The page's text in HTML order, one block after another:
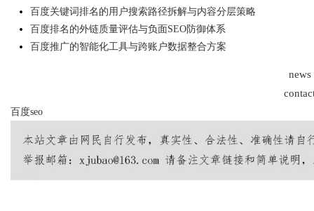
百度关键词排名的用户搜索路径拆解与内容分层策略
百度排名的外链质量评估与负面SEO防御体系
百度推广的智能化工具与跨账户数据整合方案
news
百度seo